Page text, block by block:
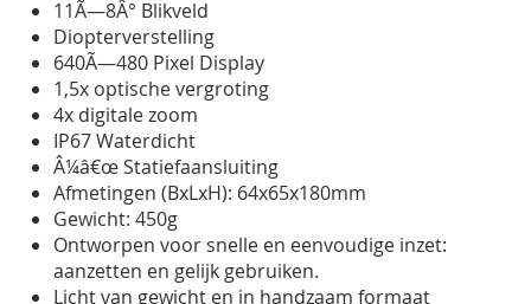
11Ã—8Â° Blikveld
Diopterverstelling
640Ã—480 Pixel Display
1,5x optische vergroting
4x digitale zoom
IP67 Waterdicht
Â¼â€œ Statiefaansluiting
Afmetingen (BxLxH): 64x65x180mm
Gewicht: 450g
Ontworpen voor snelle en eenvoudige inzet:
aanzetten en gelijk gebruiken.
Licht van gewicht en in handzaam formaat